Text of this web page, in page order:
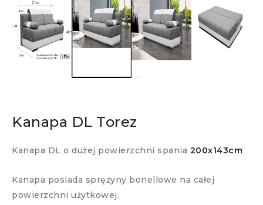
Kanapa DL Torez
Kanapa DL o dużej powierzchni spania 200x143cm
Kanapa posiada sprężyny bonellowe na całej
powierzchni użytkowej.